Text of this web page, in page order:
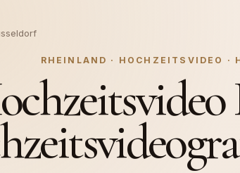
RHEINLAND · HOCHZEITSVIDEO ·